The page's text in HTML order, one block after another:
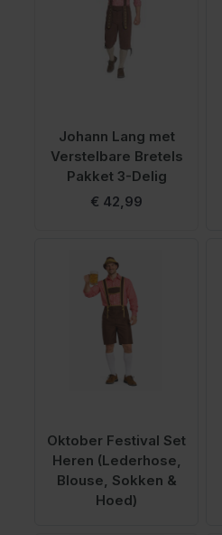
Johann Lang met
Verstelbare Bretels
Pakket 3-Delig
Vanaf
€ 42,99
Oktober Festival Set
Heren (Lederhose,
Blouse, Sokken &
Hoed)